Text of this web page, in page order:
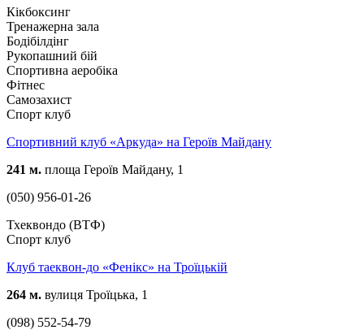
Кікбоксинг
Тренажерна зала
Бодібілдінг
Рукопашний бій
Спортивна аеробіка
Фітнес
Самозахист
Спорт клуб
Спортивний клуб «Аркуда» на Героїв Майдану
241 м. площа Героїв Майдану, 1
(050) 956-01-26
Тхеквондо (ВТФ)
Спорт клуб
Клуб таеквон-до «Фенікс» на Троїцькій
264 м. вулиця Троїцька, 1
(098) 552-54-79